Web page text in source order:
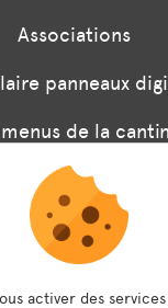
Associations
panneaux
de la
ESPACE AGENT
Espace Agent
activer des